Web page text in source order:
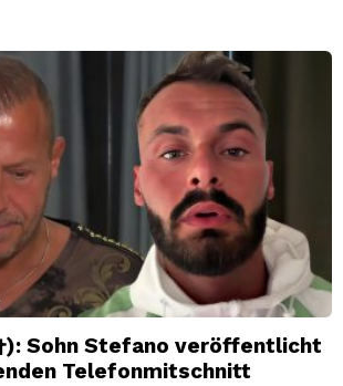
Sohn Stefano veröffentlicht
Telefonmitschnitt